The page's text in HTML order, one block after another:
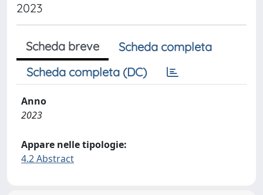
2023
Scheda breve
Scheda completa
Scheda completa (DC)
Anno
2023
Appare nelle tipologie:
4.2 Abstract